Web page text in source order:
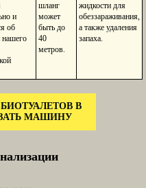
и
об
нашего
шланг
может
быть до
40
метров.
жидкости для
обеззараживания,
а также удаления
запаха.
В
МАШИНУ